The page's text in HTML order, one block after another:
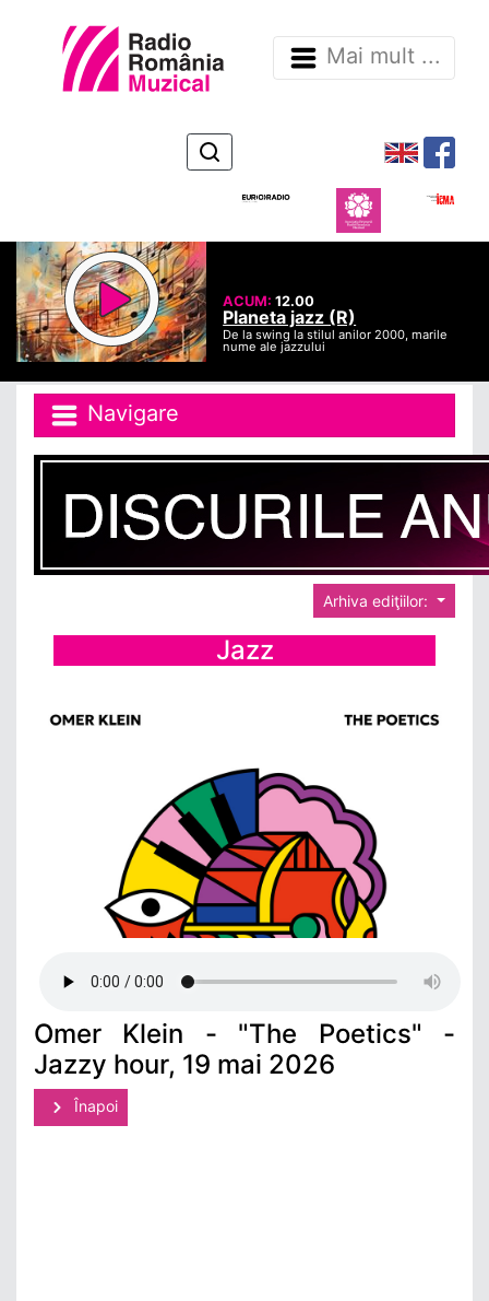
Mai mult ...
ACUM:12.00
Planeta jazz (R)
De la swing la stilul anilor 2000, marile
nume ale jazzului
Navigare
Arhiva ediţiilor:
Jazz
Omer Klein - "The Poetics" -
Jazzy hour, 19 mai 2026
Înapoi